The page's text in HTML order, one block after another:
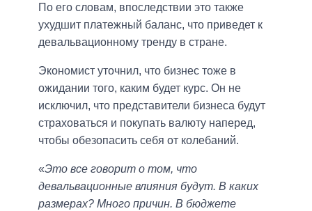
По его словам, впоследствии это также
ухудшит платежный баланс, что приведет к
девальвационному тренду в стране.
Экономист уточнил, что бизнес тоже в
ожидании того, каким будет курс. Он не
исключил, что представители бизнеса будут
страховаться и покупать валюту наперед,
чтобы обезопасить себя от колебаний.
«Это все говорит о том, что
девальвационные влияния будут. В каких
размерах? Много причин. В бюджете